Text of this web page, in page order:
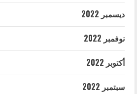
ديسمبر 2022
نوفمبر 2022
أكتوبر 2022
سبتمبر 2022